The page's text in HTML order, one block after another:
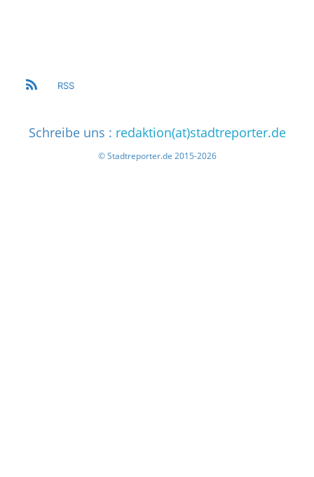
RSS
Schreibe uns : redaktion(at)stadtreporter.de
© Stadtreporter.de 2015-2026